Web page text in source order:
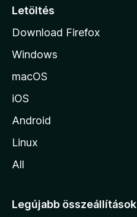
p
á
r
Letöltés
Download Firefox
Windows
macOS
iOS
Android
Linux
All
Legújabb összeállítások